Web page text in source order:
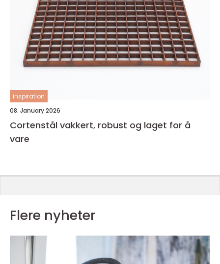
inspiration
08. January 2026
Cortenstål vakkert, robust og laget for å
vare
Flere nyheter